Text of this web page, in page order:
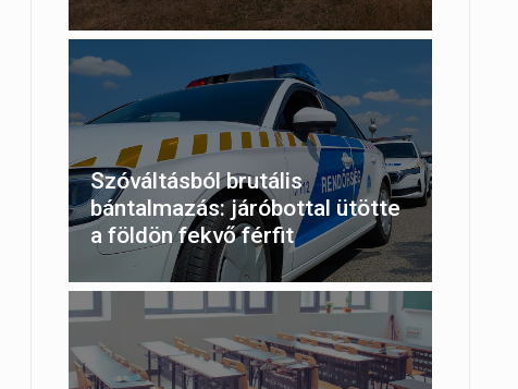
Szóváltásból brutális
bántalmazás: járóbottal ütötte
a földön fekvő férfit